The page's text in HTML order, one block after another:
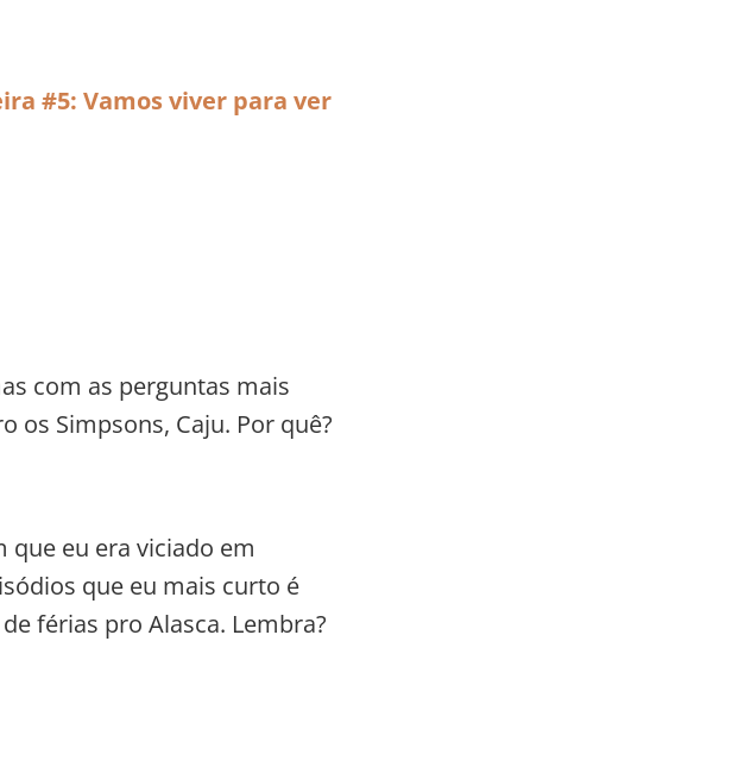
#5: Vamos viver para ver
com as perguntas mais
os Simpsons, Caju. Por quê?
que eu era viciado em
que eu mais curto é
férias pro Alasca. Lembra?